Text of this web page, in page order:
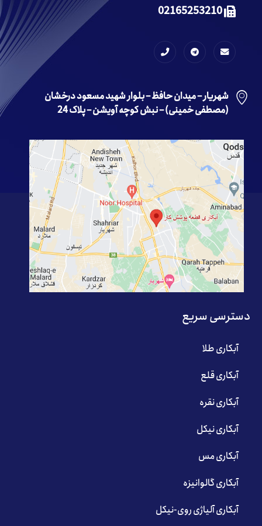
02165253210
شهریار – میدان حافظ – بلوار شهید مسعود درخشان
(مصطفی خمینی) – نبش کوچه آویشن – پلاک 24
دسترسی سریع
آبکاری طلا
آبکاری قلع
آبکاری نقره
آبکاری نیکل
آبکاری مس
آبکاری گالوانیزه
آبکاری آلیاژی روی-نیکل